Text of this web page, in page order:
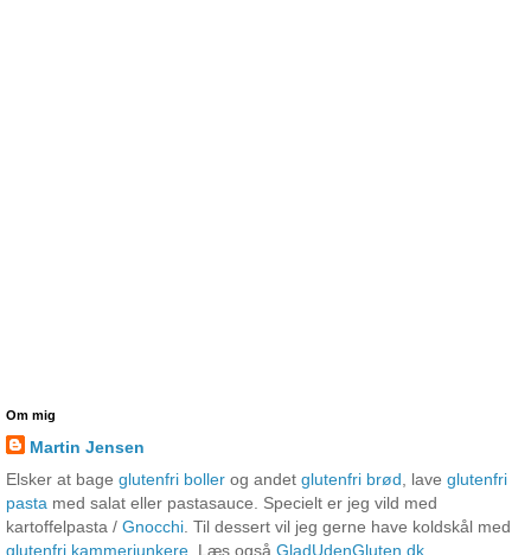
Om mig
Martin Jensen
Elsker at bage glutenfri boller og andet glutenfri brød , lave glutenfri
pasta med salat eller pastasauce. Specielt er jeg vild med
kartoffelpasta / Gnocchi . Til dessert vil jeg gerne have koldskål med
glutenfri kammerjunkere . Læs også GladUdenGluten.dk